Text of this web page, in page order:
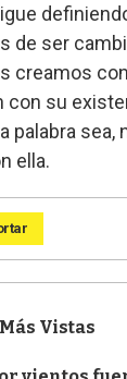
de ser
creamos
con su
palabra sea,
ella.
Vistas